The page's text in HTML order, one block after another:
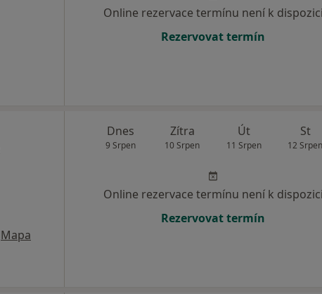
Online rezervace termínu není k dispozici
Rezervovat termín
Mapa
Dnes
9 Srpen
Zítra
10 Srpen
Út
11 Srpen
St
12 Srpen
Online rezervace termínu není k dispozici
Rezervovat termín